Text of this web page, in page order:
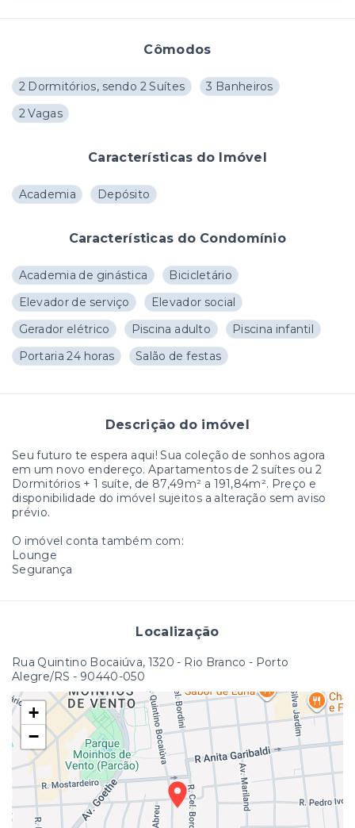
Cômodos
2 Dormitórios, sendo 2 Suítes
3 Banheiros
2 Vagas
Características do Imóvel
Academia Depósito
Características do Condomínio
Academia de ginástica
Bicicletário
Elevador de serviço
Elevador social
Gerador elétrico
Piscina adulto
Piscina infantil
Portaria 24 horas
Salão de festas
Descrição do imóvel
Seu futuro te espera aqui! Sua coleção de sonhos agora
em um novo endereço. Apartamentos de 2 suítes ou 2
Dormitórios + 1 suíte, de 87,49m² a 191,84m². Preço e
disponibilidade do imóvel sujeitos a alteração sem aviso
prévio.
O imóvel conta também com:
Lounge
Segurança
Localização
Rua Quintino Bocaiúva, 1320 - Rio Branco - Porto
Alegre/RS - 90440-050
+
−